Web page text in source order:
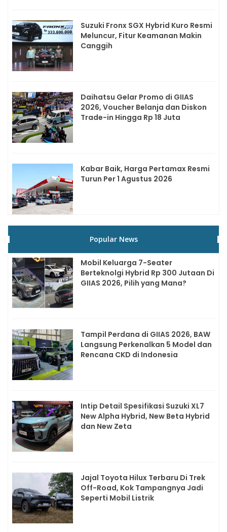
Suzuki Fronx SGX Hybrid Kuro Resmi
Meluncur, Fitur Keamanan Makin
Canggih
Daihatsu Gelar Promo di GIIAS
2026, Voucher Belanja dan Diskon
Trade-in Hingga Rp 18 Juta
Kabar Baik, Harga Pertamax Resmi
Turun Per 1 Agustus 2026
Popular News
Mobil Keluarga 7-Seater
Berteknolgi Hybrid Rp 300 Jutaan Di
GIIAS 2026, Pilih yang Mana?
Tampil Perdana di GIIAS 2026, BAW
Langsung Perkenalkan 5 Model dan
Rencana CKD di Indonesia
Intip Detail Spesifikasi Suzuki XL7
New Alpha Hybrid, New Beta Hybrid
dan New Zeta
Jajal Toyota Hilux Terbaru Di Trek
Off-Road, Kok Tampangnya Jadi
Seperti Mobil Listrik